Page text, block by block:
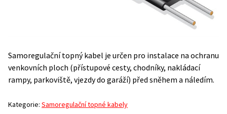
Samoregulační topný kabel je určen pro instalace na ochranu
venkovních ploch (přístupové cesty, chodníky, nakládací
rampy, parkoviště, vjezdy do garáží) před sněhem a náledím.
Kategorie: Samoregulační topné kabely